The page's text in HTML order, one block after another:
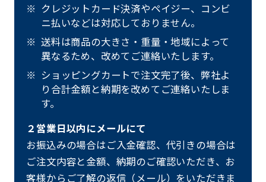
クレジットカード決済やペイジー、コンビ
ニ払いなどは対応しておりません。
送料は商品の大きさ・重量・地域によって
異なるため、改めてご連絡いたします。
ショッピングカートで注文完了後、弊社よ
り合計金額と納期を改めてご連絡いたしま
す。
２営業日以内にメールにて
お振込みの場合はご入金確認、代引きの場合は
ご注文内容と金額、納期のご確認いただき、お
客様からご了解の返信（メール）をいただきま